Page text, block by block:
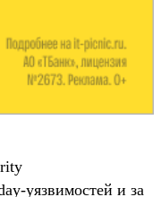
уязвимостей и за